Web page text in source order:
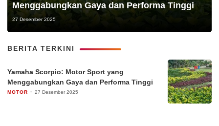
Menggabungkan Gaya dan Performa Tinggi
27 Desember 2025
BERITA TERKINI
Yamaha Scorpio: Motor Sport yang
Menggabungkan Gaya dan Performa Tinggi
MOTOR 27 Desember 2025